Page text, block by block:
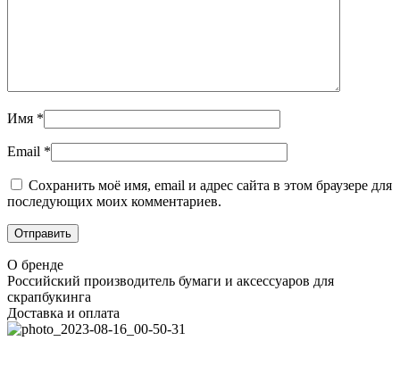
Имя *
Email *
Сохранить моё имя, email и адрес сайта в этом браузере для
последующих моих комментариев.
О бренде
Российский производитель бумаги и аксессуаров для
скрапбукинга
Доставка и оплата